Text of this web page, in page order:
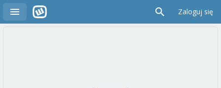
Zaloguj się